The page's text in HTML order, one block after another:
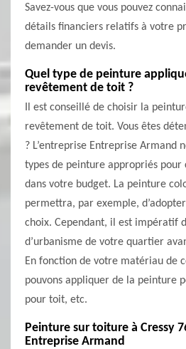
Savez-vous que vous pouvez
détails financiers relatifs à votre
demander un devis.
Quel type de peinture
revêtement de toit ?
Il est conseillé de choisir la
revêtement de toit. Vous êtes
? L’entreprise Entreprise Armand
types de peinture appropriés
dans votre budget. La peinture
permettra, par exemple,
choix. Cependant, il est impératif
d’urbanisme de votre quartier
En fonction de votre matériau de
pouvons appliquer de la peinture
pour toit, etc.
Peinture sur toiture à Cressy
Entreprise Armand